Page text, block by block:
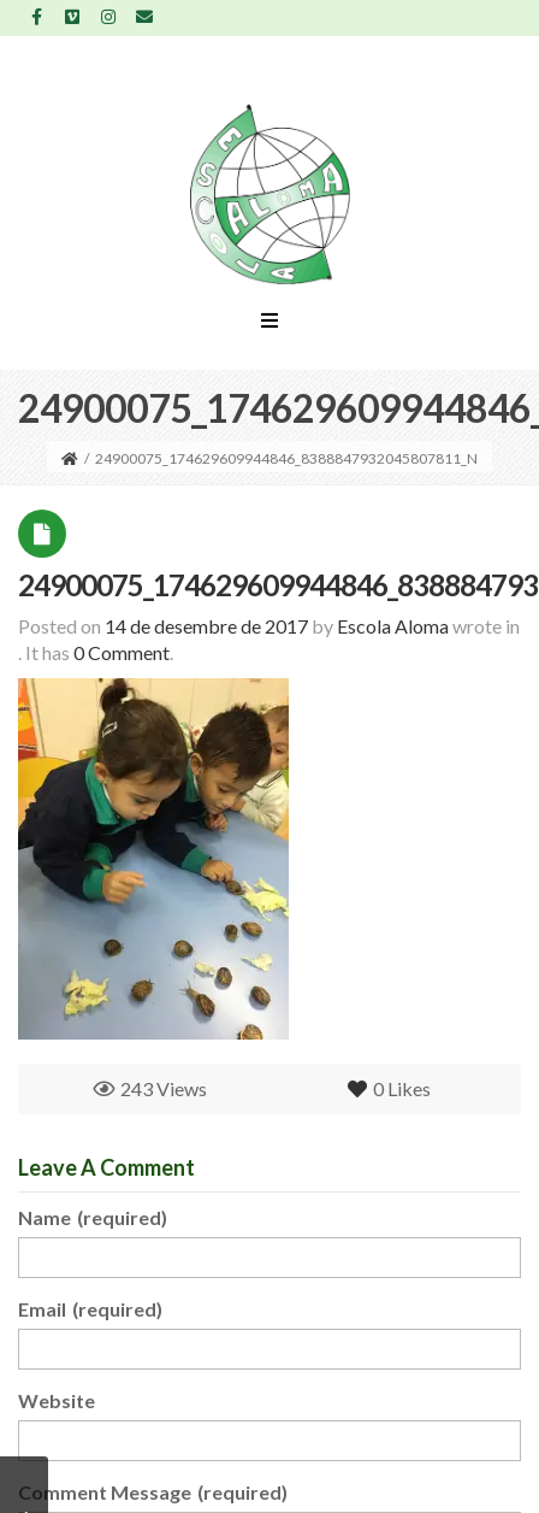
/ 24900075_174629609944846_8388847932045807811_N
Posted on 14 de desembre de 2017 by Escola Alomawrote in
. It has 0 Comment.
0 Likes
243 Views
Leave A Comment
Name (required)
Email (required)
Website
Comment Message (required)